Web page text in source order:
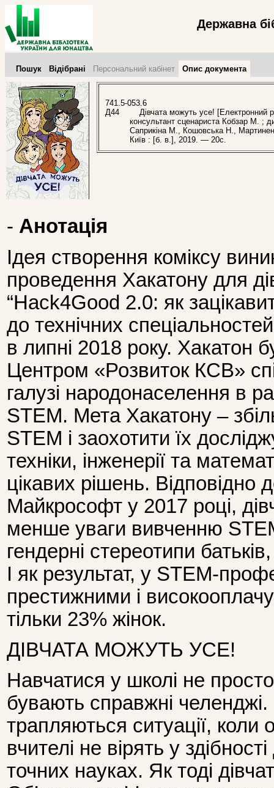
Державна
Пошук Відібрані Персональний кабінет Опис документа
741.5-053.6
Д44
Дівчата можуть усе! [Електронний
консультант сценариста Кобзар М. ;
Саприкіна М., Кошовська Н.,
Київ : [б. в.], 2019. — 20с.
- Анотація
Ідея створення коміксу
проведення Хакатону для
“Hack4Good 2.0: як
до технічних
в липні 2018 року. Хакатон
Центром «Розвиток КСВ»
галузі народонаселення в
STEM. Мета Хакатону –
STEM і заохотити їх
техніки, інженерії та
цікавих рішень. Відповідно
Майкрософт у 2017 році,
менше уваги вивченню
гендерні стереотипи
І як результат, у STEM-
престижними і
тільки 23% жінок.
ДІВЧАТА МОЖУТЬ УСЕ!
Навчатися у школі не
бувають справжні
трапляються ситуації, коли
вчителі не вірять у
точних науках. Як тоді